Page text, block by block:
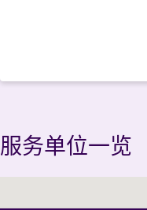
服务单位一览